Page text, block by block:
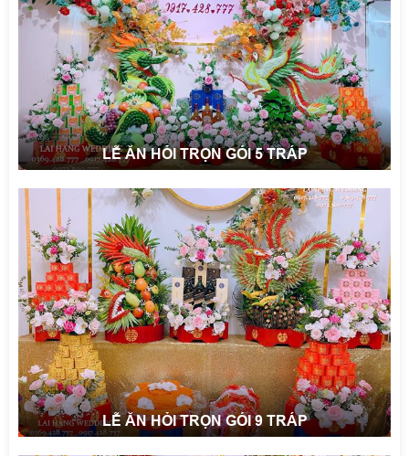
LỄ ĂN HỎI TRỌN GÓI 5 TRÁP
LỄ ĂN HỎI TRỌN GÓI 9 TRÁP